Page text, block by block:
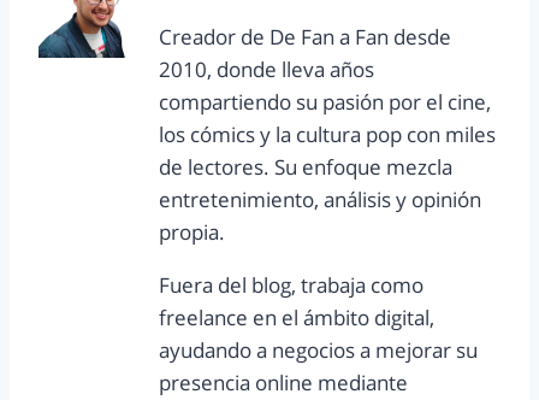
Creador de De Fan a Fan desde
2010, donde lleva años
compartiendo su pasión por el cine,
los cómics y la cultura pop con miles
de lectores. Su enfoque mezcla
entretenimiento, análisis y opinión
propia.
Fuera del blog, trabaja como
freelance en el ámbito digital,
ayudando a negocios a mejorar su
presencia online mediante